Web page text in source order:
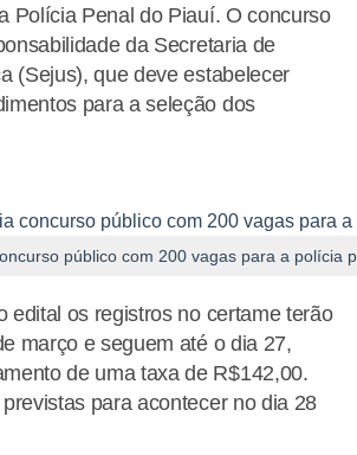
Polícia Penal do Piauí. O concurso
da Secretaria de
(Sejus), que deve estabelecer
para a seleção dos
público com 200 vagas para a polícia
edital os registros no certame terão
março e seguem até o dia 27,
de uma taxa de R$142,00.
para acontecer no dia 28